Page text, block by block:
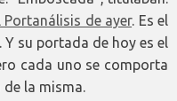
Portanálisis de ayer. Es el
Y su portada de hoy es el
cada uno se comporta
de la misma.